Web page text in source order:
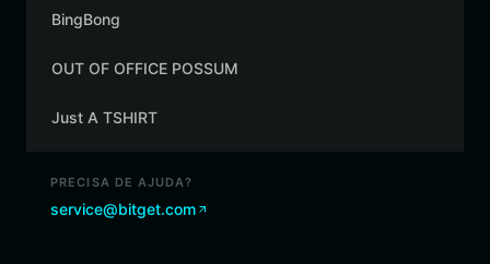
BingBong
OUT OF OFFICE POSSUM
Just A TSHIRT
PRECISA DE AJUDA?
service@bitget.com